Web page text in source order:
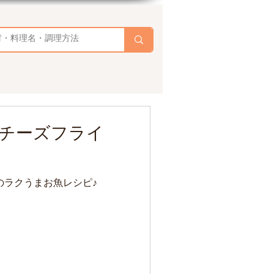
ーズフライ
クうまお魚レシピ♪